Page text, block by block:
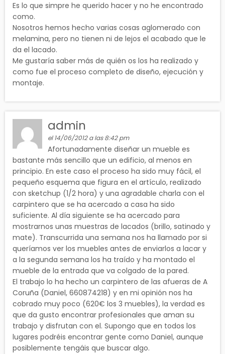
Es lo que simpre he querido hacer y no he encontrado
como.
Nosotros hemos hecho varias cosas aglomerado con
melamina, pero no tienen ni de lejos el acabado que le
da el lacado.
Me gustaría saber más de quién os los ha realizado y
como fue el proceso completo de diseño, ejecución y
montaje.
admin
el 14/06/2012 a las 8:42 pm
Afortunadamente diseñar un mueble es
bastante más sencillo que un edificio, al menos en
principio. En este caso el proceso ha sido muy fácil, el
pequeño esquema que figura en el artículo, realizado
con sketchup (1/2 hora) y una agradable charla con el
carpintero que se ha acercado a casa ha sido
suficiente. Al día siguiente se ha acercado para
mostrarnos unas muestras de lacados (brillo, satinado y
mate). Transcurrida una semana nos ha llamado por si
queríamos ver los muebles antes de enviarlos a lacar y
a la segunda semana los ha traído y ha montado el
mueble de la entrada que va colgado de la pared.
El trabajo lo ha hecho un carpintero de las afueras de A
Coruña (Daniel, 660874218) y en mi opinión nos ha
cobrado muy poco (620€ los 3 muebles), la verdad es
que da gusto encontrar profesionales que aman su
trabajo y disfrutan con el. Supongo que en todos los
lugares podréis encontrar gente como Daniel, aunque
posiblemente tengáis que buscar algo.